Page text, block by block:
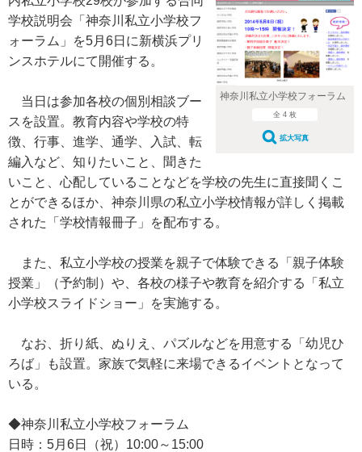
神奈川私立小学校フォーラム
全 4 枚
拡大写真
学校説明会「神奈川私立小学校フ
ォーラム」を5月6日に新横浜プリ
ンスホテルにて開催する。
当日は参加各校の個別相談ブー
スを設置。教育内容や学校の特
徴、行事、進学、通学、入試、転
編入など、知りたいこと、聞きた
いこと、心配していることなどを学校の先生に直接聞くこ
とができるほか、神奈川県の私立小学校情報が詳しく掲載
された「学校情報冊子」を配布する。
また、私立小学校の授業を親子で体験できる「親子体験
授業」（予約制）や、各校の様子や教育を紹介する「私立
小学校スライドショー」を実施する。
なお、折り紙、ぬりえ、パズルなどを用意する「幼児ひ
ろば」も設置。家族で気軽に来場できるイベントとなって
いる。
◆神奈川私立小学校フォーラム
日時：5月6日（祝）10:00～15:00